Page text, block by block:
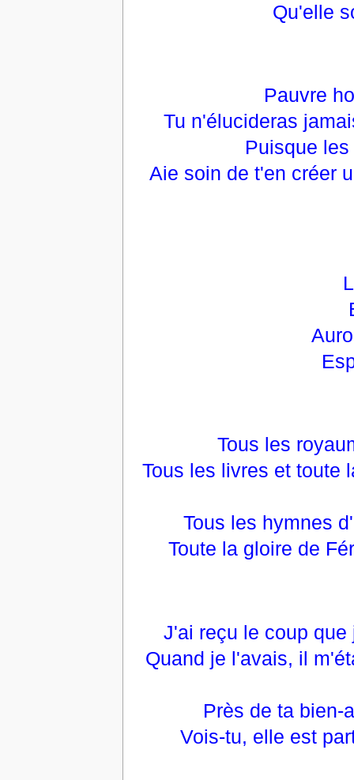
Qu'elle
Pauvre
Tu n'élucideras
Puisque
Aie soin de t'en créer
Tous les
Tous les livres et toute
Tous les hymnes
Toute la gloire de
J'ai reçu le coup
Quand je l'avais, il
Près de ta bien-
Vois-tu, elle est